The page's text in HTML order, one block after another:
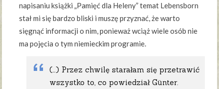
napisaniu książki „Pamięć dla Heleny” temat Lebensborn
stał mi się bardzo bliski i muszę przyznać, że warto
sięgnąć informacji o nim, ponieważ wciąż wiele osób nie
ma pojęcia o tym niemieckim programie.
(…) Przez chwilę starałam się przetrawić
wszystko to, co powiedział Günter.